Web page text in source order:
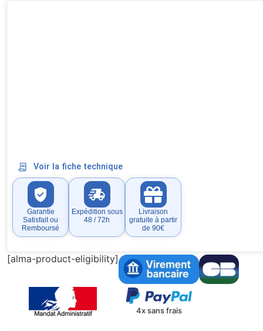
Voir la fiche technique
Garantie
Satisfait ou
Remboursé
Expédition sous
48 / 72h
Livraison
gratuite à partir
de 90€
[alma-product-eligibility]
4x sans frais